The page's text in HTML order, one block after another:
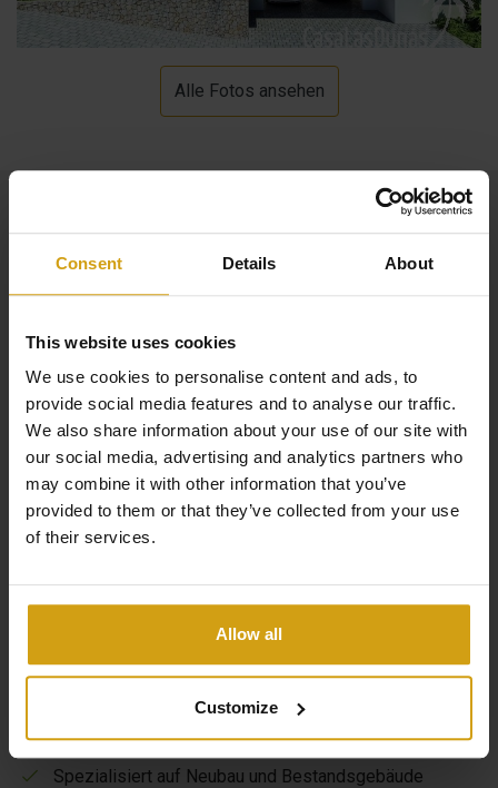
Consent Details About
This website uses cookies
We use cookies to personalise content and ads, to
provide social media features and to analyse our traffic.
We also share information about your use of our site with
our social media, advertising and analytics partners who
may combine it with other information that you’ve
provided to them or that they’ve collected from your use
of their services.
Allow all
Customize
Alle Fotos ansehen
Die Vorteile von CasaLasDunas
Spezialisiert auf Neubau und Bestandsgebäude